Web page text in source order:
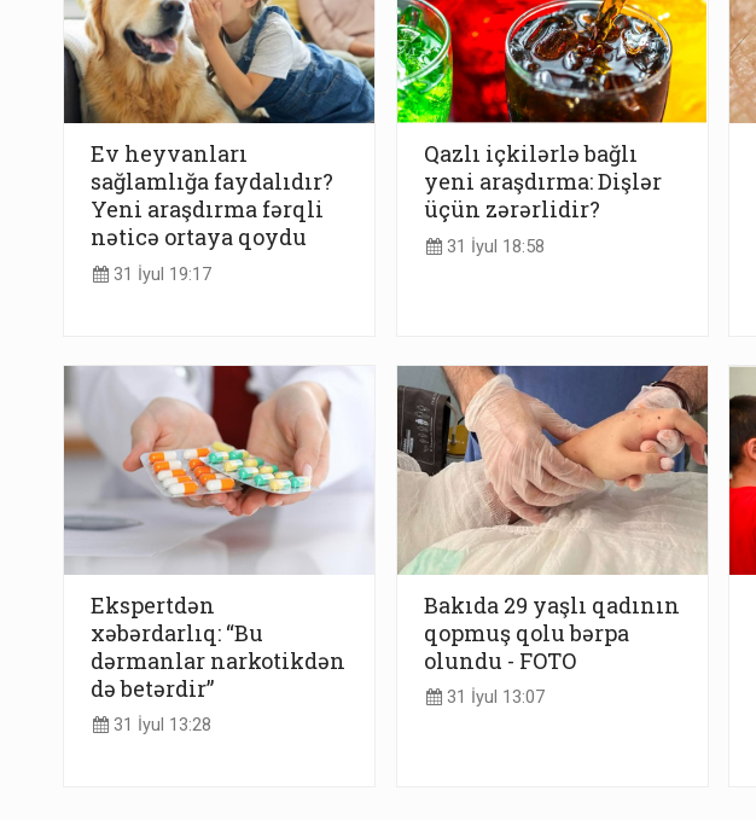
Ev heyvanları
sağlamlığa faydalıdır?
Yeni araşdırma fərqli
nəticə ortaya qoydu
31 İyul 19:17
Qazlı içkilərlə bağlı
yeni araşdırma: Dişlər
üçün zərərlidir?
31 İyul 18:58
Ekspertdən
xəbərdarlıq: “Bu
dərmanlar narkotikdən
də betərdir”
31 İyul 13:28
Bakıda 29 yaşlı qadının
qopmuş qolu bərpa
olundu - FOTO
31 İyul 13:07